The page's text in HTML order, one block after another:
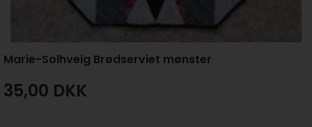
Marie-Solhveig Brødserviet mønster
35,00 DKK